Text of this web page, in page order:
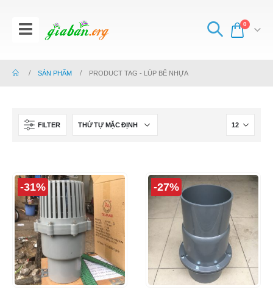
0
SẢN PHẨM PRODUCT TAG - LÚP BÊ NHỰA
FILTER
-31% -27%